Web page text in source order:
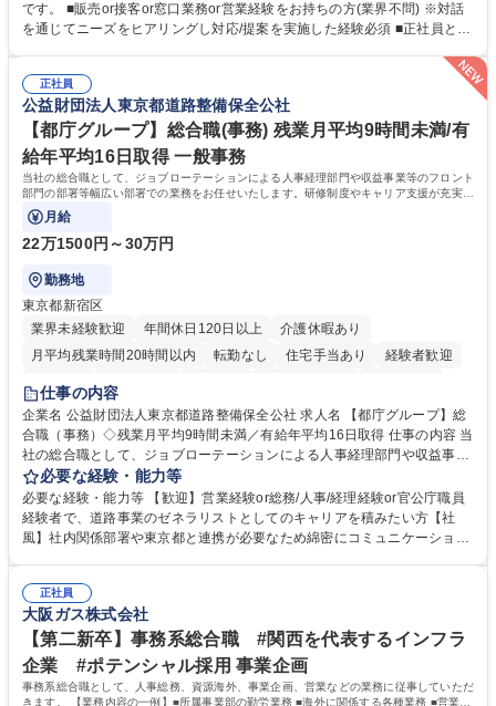
融商品のご提案 ■効率的な事務運用の検討・構築等 ≪業務紹介：ご応募前
に必ずご覧ください≫ ※記事 https://www.mysite.bk.mufg.jp/career/circle/
です。 ■販売or接客or窓口業務or営業経験をお持ちの方(業界不問) ※対話
を通じてニーズをヒアリングし対応/提案を実施した経験必須 ■正社員とし
事務経験 ■金融商品の提案・販売経験 ≪魅力≫研修やOJT環境が整ってい
るので安心して入行いただけます。 幅広いキャリアの選択肢があり、公募
や社内副業等を活用し、 一人ひとりが挑戦できるカルチャーが浸透してい
ます。 学歴・資格 学歴：大学院 大学 高専 短大 専修学校 高校 語学力：
資格：
正社員
公益財団法人東京都道路整備保全公社
【都庁グループ】総合職(事務) 残業月平均9時間未満/有
給年平均16日取得 一般事務
当社の総合職として、ジョブローテーションによる人事経理部門や収益事業等のフロント
部門の部署等幅広い部署での業務をお任せいたします。研修制度やキャリア支援が充実し
ております！ ※下記業務詳細
月給
22万1500円～30万円
勤務地
東京都新宿区
業界未経験歓迎
年間休日120日以上
介護休暇あり
月平均残業時間20時間以内
転勤なし 住宅手当あり
経験者歓迎
研修あり
退職金あり
駅近5分以内
資格取得手当あり 食事補助あり
仕事の内容
企業名 公益財団法人東京都道路整備保全公社 求人名 【都庁グループ】総
合職（事務）◇残業月平均9時間未満／有給年平均16日取得 仕事の内容 当
社の総合職として、ジョブローテーションによる人事経理部門や収益事業
等のフロント部門の部署等幅広い部署での業務をお任せいたします。研修
制度やキャリア支援が充実しております！ ※下記業務詳細 【業務詳細】■
管理部門：広報、人事、経理など当公社の運営に係る管理業務 ■収益部
門：駐車場の新規開拓、管理運営、新宿駅西口広場の「イベントコーナ
道路施設や道路工事現場の見学ツアー事業 ※入社後は上記いずれかの部門
へ配属。※業務内容変更の範囲：会社の定める業務 募集職種 【都庁グル
ープ】総合職（事務）◇残業月平均9時間未満／有給年平均16日取得
必要な経験・能力等
必要な経験・能力等 【歓迎】営業経験or総務/人事/経理経験or官公庁職員
経験者で、道路事業のゼネラリストとしてのキャリアを積みたい方【社
風】社内関係部署や東京都と連携が必要なため綿密にコミュニケーション
部門など多岐に渡る業務を経験できます。 ■様々なプロジェクト：駐車場
事業の他、新宿駅西口広場内に設置された照明を兼ねた広告「ブライトサ
イン」の管理運営を行うなど、事業収益を生み出す活動を積極的に行って
います。 学歴・資格 学歴：大学院 大学 高専 短大 専修学校 高校 語学力：
資格：
正社員
大阪ガス株式会社
【第二新卒】事務系総合職 #関西を代表するインフラ
企業 #ポテンシャル採用 事業企画
事務系総合職として、人事総務、資源海外、事業企画、営業などの業務に従事していただ
きます。 【業務内容の一例】■所属事業部の勤労業務 ■海外に関係する各種業務 ■営業部